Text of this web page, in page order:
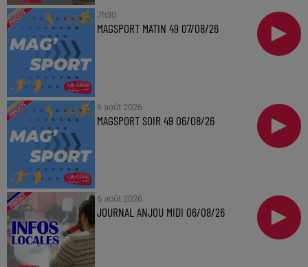
7h30
MAGSPORT MATIN 49 07/08/26
6 août 2026
MAGSPORT SOIR 49 06/08/26
6 août 2026
JOURNAL ANJOU MIDI 06/08/26